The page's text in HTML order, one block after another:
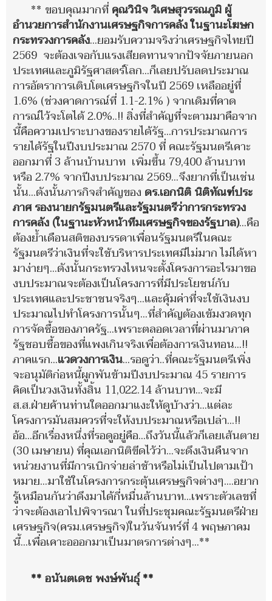
** ขอบคุณมากที่คุณวินิจ วิเศษสุวรรณภูมิ ผู้
อำนวยการสำนักงานเศรษฐกิจการคลัง ในฐานะโฆษก
กระทรวงการคลัง...ยอมรับความจริงว่าเศรษฐกิจไทยปี
2569 จะต้องเจอกับแรงเสียดทานจากปัจจัยภายนอก
ประเทศและภูมิรัฐศาสตร์โลก...ก็เลยปรับลดประมาณ
การอัตราการเติบโตเศรษฐกิจในปี 2569 เหลืออยู่ที่
1.6% (ช่วงคาดการณ์ที่ 1.1-2.1% ) จากเดิมที่คาด
การณ์ไว้จะโตได้ 2.0%..!! สิ่งที่สำคัญที่จะตามมาคือจาก
นี้คือความเปราะบางของรายได้รัฐ...การประมาณการ
รายได้รัฐในปีงบประมาณ 2570 ที่ คณะรัฐมนตรีเคาะ
ออกมาที่ 3 ล้านบ้านบาท เพิ่มขึ้น 79,400 ล้านบาท
หรือ 2.7% จากปีงบประมาณ 2569...จึงยากที่เป็นเช่น
นั้น...ดังนั้นภารกิจสำคัญของ ดร.เอกนิติ นิติทัณฑ์ประ
ภาศ รองนายกรัฐมนตรีและรัฐมนตรีว่าการกระทรวง
การคลัง (ในฐานะหัวหน้าทีมเศรษฐกิจของรัฐบาล)...คือ
ต้องย้ำเดือนสติของบรรดาเพื่อนรัฐมนตรีในคณะ
รัฐมนตรีว่าเงินที่จะใช้บริหารประเทศมีไม่มาก ไม่ได้หา
มาง่ายๆ...ดังนั้นกระทรวงไหนจะตั้งโครงการอะไรมาขอ
งบประมาณจะต้องเป็นโครงการที่มีประโยชน์กับ
ประเทศและประชาชนจริงๆ...และคุ้มค่าที่จะใช้เงินงบ
ประมาณไปทำโครงการนั้นๆ...ที่สำคัญต้องเข้มงวดทุก
การจัดซื้อของภาครัฐ...เพราะตลอดเวลาที่ผ่านมาภาค
รัฐชอบซื้อของที่แพงเกินจริงเพื่อต้องการเงินทอน...!!
ภาคแรก...แวดวงการเงิน...รอดูว่า..ที่คณะรัฐมนตรีเพิ่ง
จะอนุมัติก่อหนี้ผูกพันข้ามปีงบประมาณ 45 รายการ
คิดเป็นวงเงินทั้งสิ้น 11,022.14 ล้านบาท...จะมี
ส.ส.ฝ่ายค้านท่านใดออกมาแงะให้ดูบ้างว่า...แต่ละ
โครงการมันสมควรที่จะให้งบประมาณหรือเปล่า...!!
อ้อ...อีกเรื่องหนึ่งที่รอดูอยู่คือ...ถึงวันนี้แล้วก็เลยเส้นตาย
(30 เมษายน) ที่คุณเอกนิติขีดไว้ว่า...จะดึงเงินคืนจาก
หน่วยงานที่มีการเบิกจ่ายล่าช้าหรือไม่เป็นไปตามเป้า
หมาย...มาใช้ในโครงการกระตุ้นเศรษฐกิจต่างๆ....อยาก
รู้เหมือนกันว่าดึงมาได้กี่หมื่นล้านบาท...เพราะตัวเลขที่
ว่าจะต้องเอาไปพิจารณา ในที่ประชุมคณะรัฐมนตรีฝ่าย
เศรษฐกิจ(ครม.เศรษฐกิจ)ในวันจันทร์ที่ 4 พฤษภาคม
นี้...เพื่อเคาะอออกมาเป็นมาตรการต่างๆ...**
** อนันตเดช พงษ์พันธุ์ **